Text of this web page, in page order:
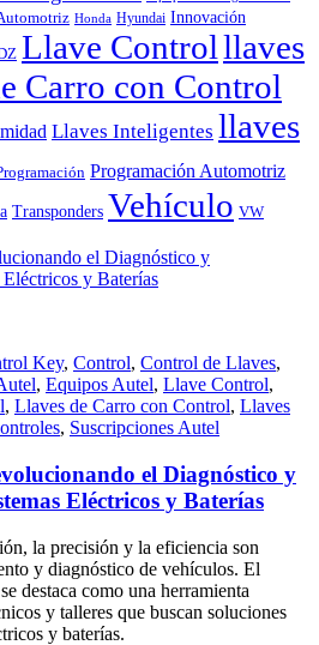
Honda Hyundai Innovación
Llave Controlllaves
Carro con Control
Llaves Inteligentes llaves
Programación Automotriz
Transponders Vehículo VW
Key, Control, Control de Llaves,
, Equipos Autel, Llave Control,
, Llaves de Carro con Control, Llaves
, Suscripciones Autel
el Diagnóstico y
Eléctricos y Baterías
la precisión y la eficiencia son
y diagnóstico de vehículos. El
destaca como una herramienta
y talleres que buscan soluciones
y baterías.